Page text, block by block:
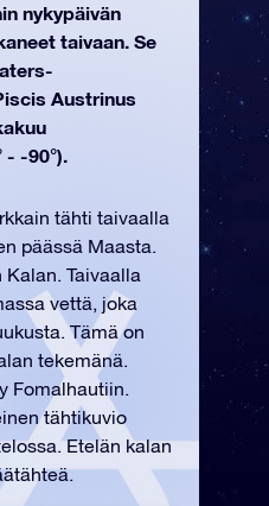
nykypäivän
taivaan. Se
Austrinus
- -90°).
tähti taivaalla
päässä Maasta.
Taivaalla
vettä, joka
Tämä on
tekemänä.
Fomalhautiin.
tähtikuvio
Etelän kalan